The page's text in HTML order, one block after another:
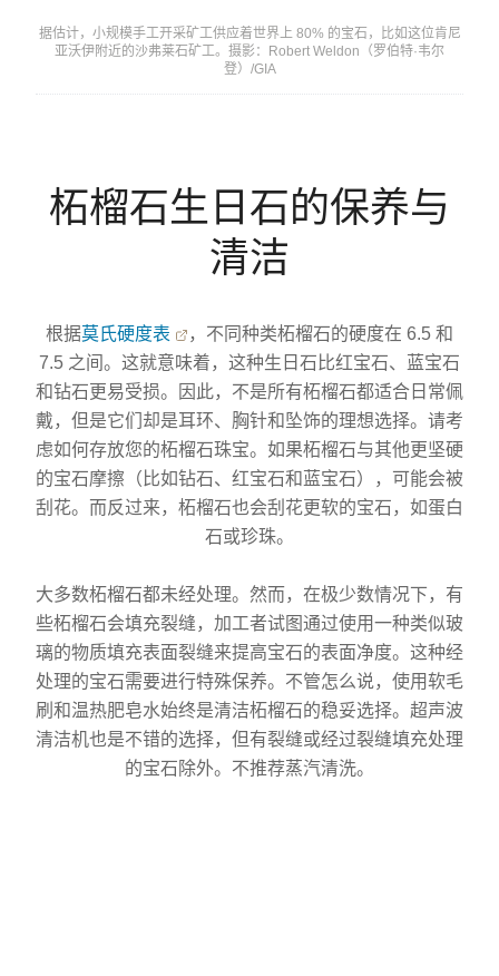
据估计，小规模手工开采矿工供应着世界上 80% 的宝石，比如这位肯尼
亚沃伊附近的沙弗莱石矿工。摄影：Robert Weldon（罗伯特·韦尔
登）/GIA
柘榴石生日石的保养与
清洁
根据莫氏硬度表
，不同种类柘榴石的硬度在 6.5 和
7.5 之间。这就意味着，这种生日石比红宝石、蓝宝石
和钻石更易受损。因此，不是所有柘榴石都适合日常佩
戴，但是它们却是耳环、胸针和坠饰的理想选择。请考
虑如何存放您的柘榴石珠宝。如果柘榴石与其他更坚硬
的宝石摩擦（比如钻石、红宝石和蓝宝石），可能会被
刮花。而反过来，柘榴石也会刮花更软的宝石，如蛋白
石或珍珠。
大多数柘榴石都未经处理。然而，在极少数情况下，有
些柘榴石会填充裂缝，加工者试图通过使用一种类似玻
璃的物质填充表面裂缝来提高宝石的表面净度。这种经
处理的宝石需要进行特殊保养。不管怎么说，使用软毛
刷和温热肥皂水始终是清洁柘榴石的稳妥选择。超声波
清洁机也是不错的选择，但有裂缝或经过裂缝填充处理
的宝石除外。不推荐蒸汽清洗。